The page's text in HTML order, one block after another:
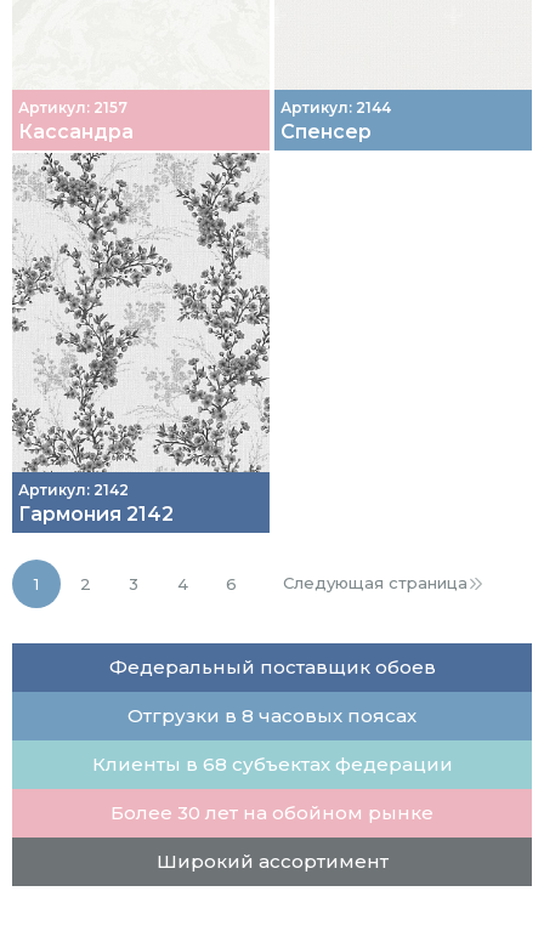
Артикул: 2157
Кассандра
Артикул: 2144
Спенсер
Артикул: 2142
Гармония 2142
1 2 3 4 6 Следующая страница
Федеральный поставщик обоев
Отгрузки в 8 часовых поясах
Клиенты в 68 субъектах федерации
Более 30 лет на обойном рынке
Широкий ассортимент